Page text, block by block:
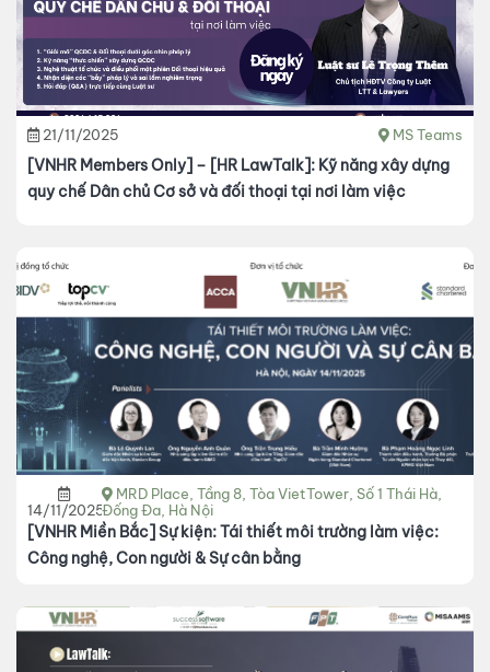
21/11/2025 MS Teams
[VNHR Members Only] – [HR LawTalk]: Kỹ năng xây dựng
quy chế Dân chủ Cơ sở và đối thoại tại nơi làm việc
14/11/2025
MRD Place, Tầng 8, Tòa VietTower, Số 1 Thái Hà,
Đống Đa, Hà Nội
[VNHR Miền Bắc] Sự kiện: Tái thiết môi trường làm việc:
Công nghệ, Con người & Sự cân bằng